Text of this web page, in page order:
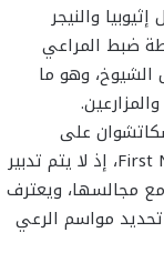
والنيجر
ضبط المراعي
الشيوخ، وهو ما
على
اتفاقات تعاون مع الجماعات الأصلية First Nations، إذ لا يتم تدبير
مع مجالسها، ويعترف
تحديد مواسم الرعي